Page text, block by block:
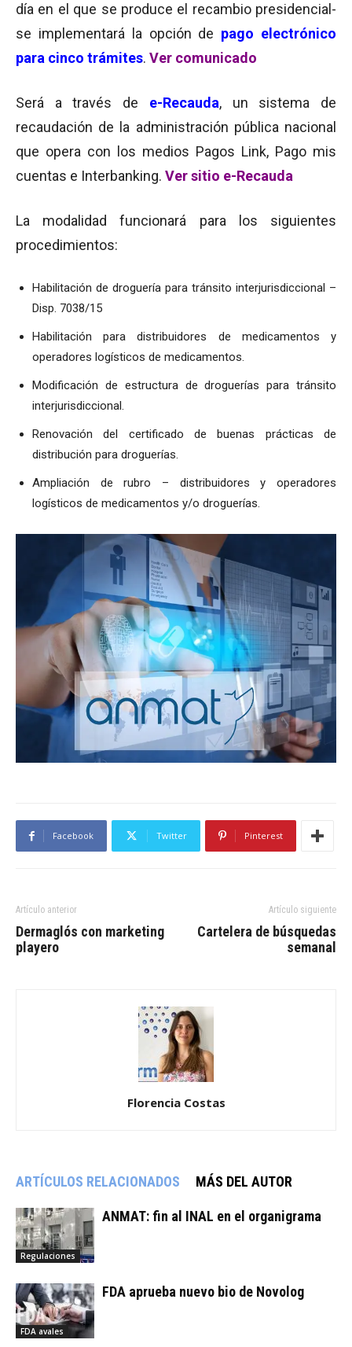
día en el que se produce el recambio presidencial-
se implementará la opción de pago electrónico
para cinco trámites. Ver comunicado
Será a través de e-Recauda, un sistema de
recaudación de la administración pública nacional
que opera con los medios Pagos Link, Pago mis
cuentas e Interbanking. Ver sitio e-Recauda
La modalidad funcionará para los siguientes
procedimientos:
Habilitación de droguería para tránsito interjurisdiccional –
Disp. 7038/15
Habilitación para distribuidores de medicamentos y
operadores logísticos de medicamentos.
Modificación de estructura de droguerías para tránsito
interjurisdiccional.
Renovación del certificado de buenas prácticas de
distribución para droguerías.
Ampliación de rubro – distribuidores y operadores
logísticos de medicamentos y/o droguerías.
Facebook Twitter Pinterest
Artículo anterior
Dermaglós con marketing
playero
Artículo siguiente
Cartelera de búsquedas
semanal
Florencia Costas
ARTÍCULOS RELACIONADOS MÁS DEL AUTOR
Regulaciones
ANMAT: fin al INAL en el organigrama
FDA avales
FDA aprueba nuevo bio de Novolog